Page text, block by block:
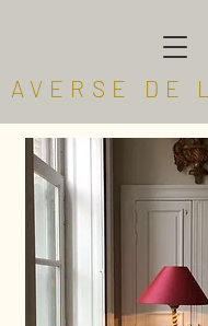
AVERSE DE